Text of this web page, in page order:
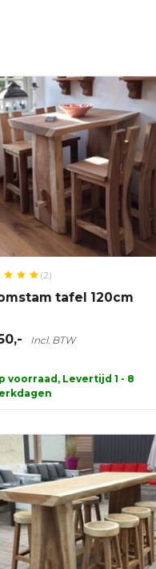
(2)
tafel 120cm
Incl. BTW
voorraad, Levertijd 1 - 8